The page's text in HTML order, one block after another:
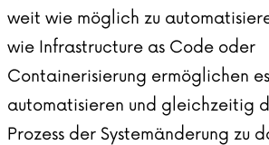
weit wie möglich zu
wie Infrastructure as Code oder
Containerisierung ermöglichen
automatisieren und gleichzeitig
Prozess der Systemänderung zu